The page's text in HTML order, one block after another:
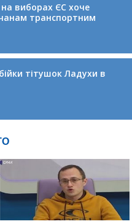
виборах ЄС хоче
транспортним
тітушок Ладухи в